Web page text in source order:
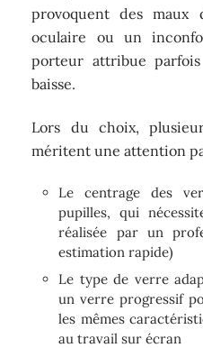
provoquent des
oculaire ou un
porteur attribue
baisse.
Lors du choix,
méritent une attention
Le centrage des
pupilles, qui
réalisée par un
estimation rapide)
Le type de verre
un verre progressif
les mêmes
au travail sur écran